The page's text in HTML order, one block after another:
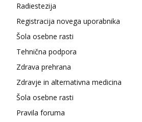
Radiestezija
Registracija novega uporabnika
Šola osebne rasti
Tehnična podpora
Zdrava prehrana
Zdravje in alternativna medicina
Šola osebne rasti
Pravila foruma